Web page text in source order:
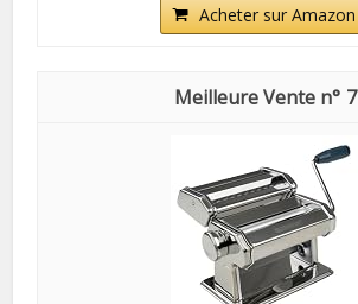
Acheter sur Amazon
7